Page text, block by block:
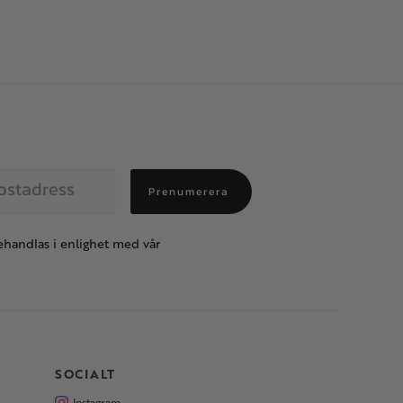
Prenumerera
i enlighet med vår
SOCIALT